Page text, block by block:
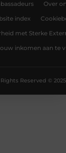
Over
index
met Sterke
inkomen aan te
Reserved © 2025